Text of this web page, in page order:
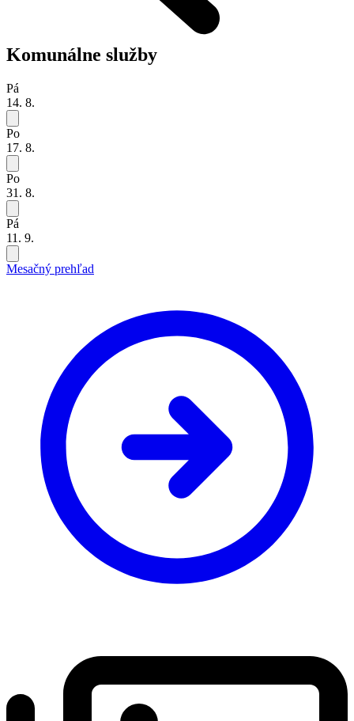
Komunálne služby
Pá
14. 8.
Po
17. 8.
Po
31. 8.
Pá
11. 9.
Mesačný prehľad